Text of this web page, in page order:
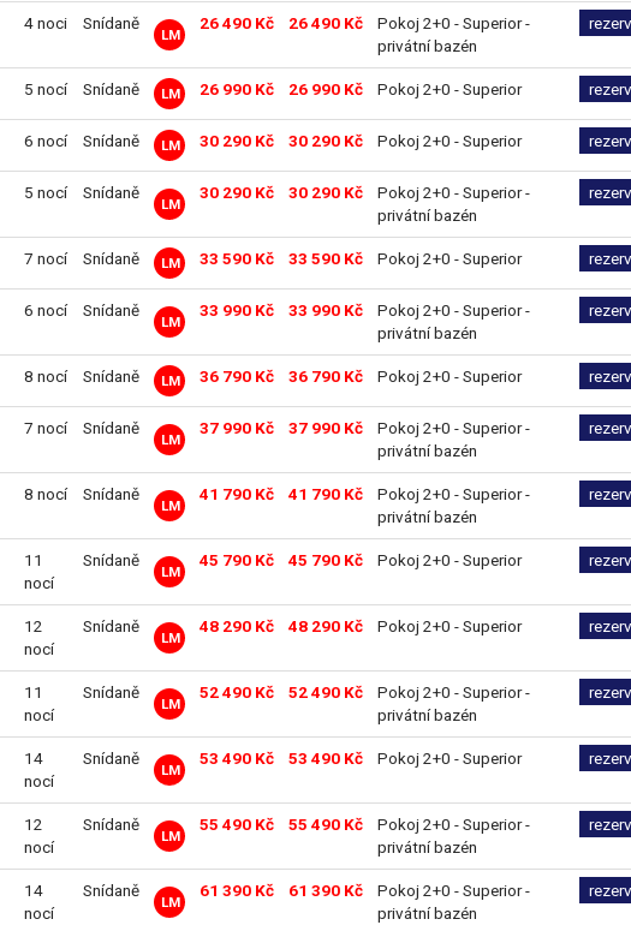
4 noci Snídaně
LM
26 490 Kč 26 490 Kč
Pokoj 2+0 - Superior -
privátní bazén
5 nocí Snídaně LM 26 990 Kč 26 990 Kč Pokoj 2+0 - Superior
6 nocí Snídaně LM 30 290 Kč 30 290 Kč Pokoj 2+0 - Superior
5 nocí Snídaně
LM
30 290 Kč 30 290 Kč
Pokoj 2+0 - Superior -
privátní bazén
7 nocí Snídaně LM 33 590 Kč 33 590 Kč Pokoj 2+0 - Superior
6 nocí Snídaně
LM
33 990 Kč 33 990 Kč
Pokoj 2+0 - Superior -
privátní bazén
8 nocí Snídaně LM 36 790 Kč 36 790 Kč Pokoj 2+0 - Superior
7 nocí Snídaně
LM
37 990 Kč 37 990 Kč
Pokoj 2+0 - Superior -
privátní bazén
8 nocí Snídaně
LM
41 790 Kč 41 790 Kč
Pokoj 2+0 - Superior -
privátní bazén
11
nocí
Snídaně
LM
45 790 Kč 45 790 Kč Pokoj 2+0 - Superior
12
nocí
Snídaně
LM
48 290 Kč 48 290 Kč Pokoj 2+0 - Superior
11
nocí
Snídaně
LM
52 490 Kč 52 490 Kč
Pokoj 2+0 - Superior -
privátní bazén
14
nocí
Snídaně
LM
53 490 Kč 53 490 Kč Pokoj 2+0 - Superior
12
nocí
Snídaně
LM
55 490 Kč 55 490 Kč
Pokoj 2+0 - Superior -
privátní bazén
14
nocí
Snídaně
LM
61 390 Kč 61 390 Kč
Pokoj 2+0 - Superior -
privátní bazén